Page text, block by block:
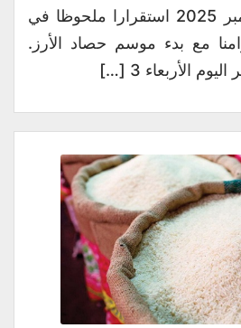
اليوم الأربعاء 3 سبتمبر 2025 استقرارا ملحوظا في
مع بدء موسم حصاد الأرز.
الأربعاء 3 […]